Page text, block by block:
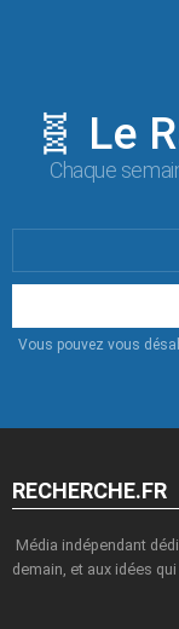
🧬 Le
Chaque
:
Vous pouvez vous
RECHERCHE.FR
Média indépendant
demain, et aux idées